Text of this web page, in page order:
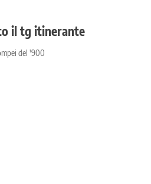
il tg itinerante
del '900